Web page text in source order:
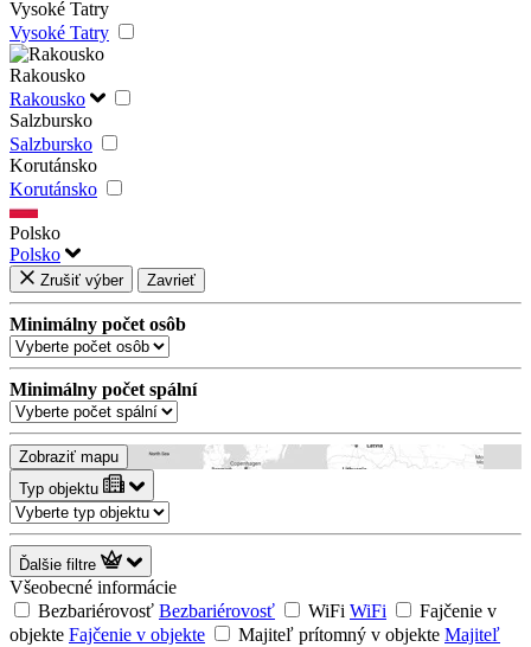
Vysoké Tatry
Vysoké Tatry
Rakousko
Rakousko
Salzbursko
Salzbursko
Korutánsko
Korutánsko
Polsko
Polsko
Zrušiť výber Zavrieť
Minimálny počet osôb
Minimálny počet spální
Zobraziť mapu
Typ objektu
Ďalšie filtre
Všeobecné informácie
Bezbariérovosť Bezbariérovosť WiFi WiFi
Fajčenie v
objekte Fajčenie v objekte Majiteľ prítomný v objekte Majiteľ